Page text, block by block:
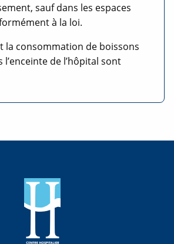
sauf dans les espaces
à la loi.
la consommation de boissons
l’enceinte de l’hôpital sont